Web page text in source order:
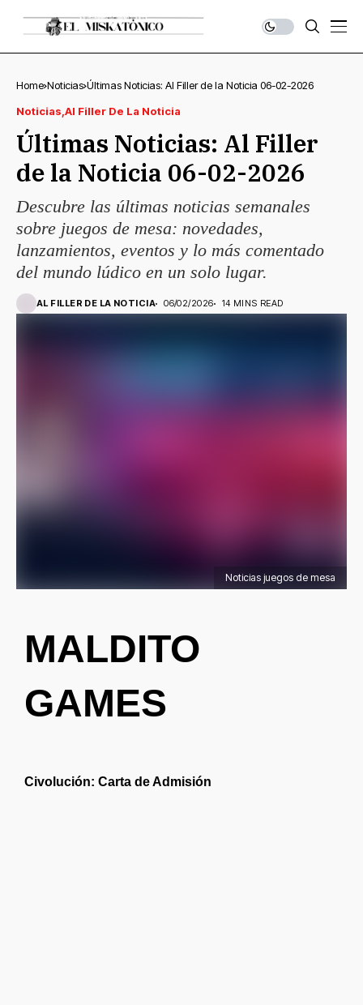
Home Noticias Últimas Noticias: Al Filler de la Noticia 06-02-2026
Noticias Al Filler De La Noticia
Últimas Noticias: Al Filler
de la Noticia 06-02-2026
Descubre las últimas noticias semanales
sobre juegos de mesa: novedades,
lanzamientos, eventos y lo más comentado
del mundo lúdico en un solo lugar.
AL FILLER DE LA NOTICIA 06/02/2026 14 MINS READ
Noticias juegos de mesa
MALDITO
GAMES
Civolución: Carta de Admisión